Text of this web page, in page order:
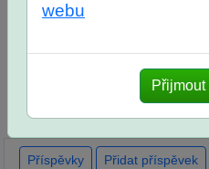
po skutečných přijímacích
zkouškách
webu
Přijmout
Příspěvky Přidat příspěvek